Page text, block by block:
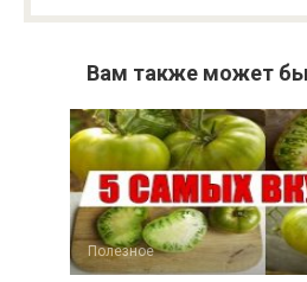
Вам также может
Полезное